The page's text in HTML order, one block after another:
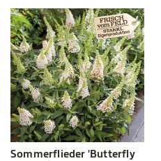
Sommerflieder 'Butterfly